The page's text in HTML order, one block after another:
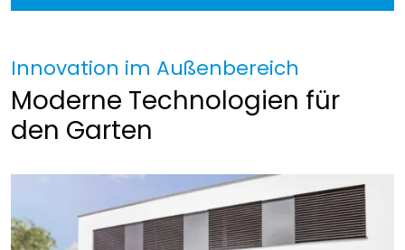
Innovation im Außenbereich
Moderne Technologien für
den Garten